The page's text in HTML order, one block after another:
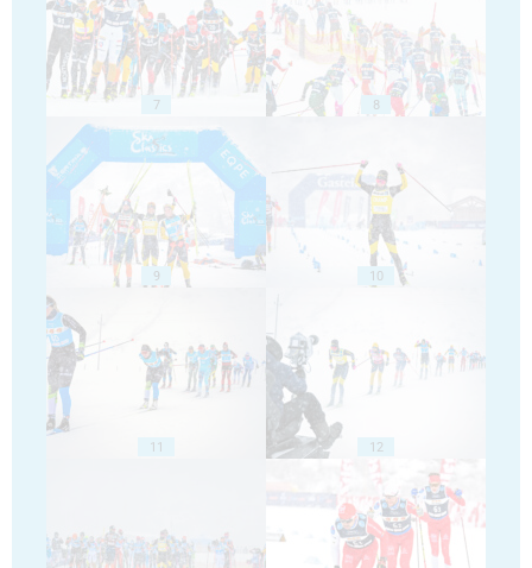
7 8
9 10
11 12